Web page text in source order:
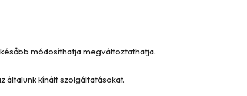
módosíthatja megváltoztathatja.
általunk kínált szolgáltatásokat.